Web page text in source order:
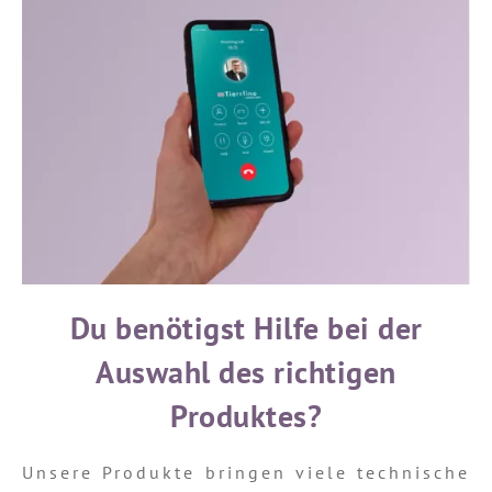
Du benötigst Hilfe bei der
Auswahl des richtigen
Produktes?
Unsere Produkte bringen viele technische